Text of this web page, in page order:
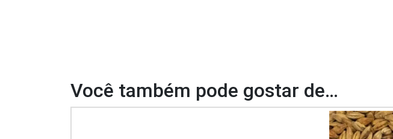
Você também pode gostar de…